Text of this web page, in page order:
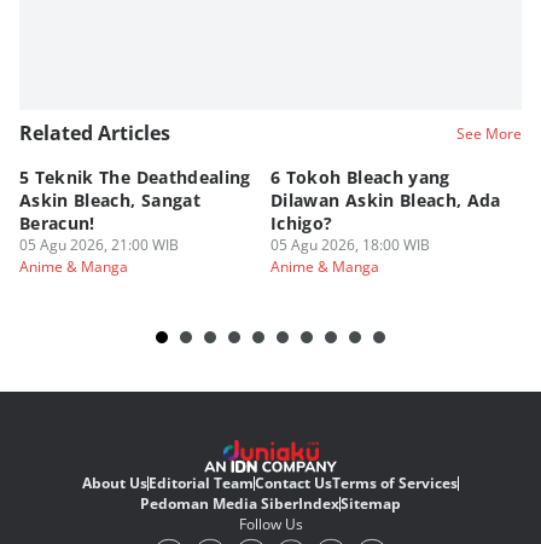
Related Articles See More
5 Teknik The Deathdealing
Askin Bleach, Sangat
Beracun!
05 Agu 2026, 21:00 WIB
Anime & Manga
6 Tokoh Bleach yang
Dilawan Askin Bleach, Ada
Ichigo?
05 Agu 2026, 18:00 WIB
Anime & Manga
About UsEditorial TeamContact UsTerms of Services
Pedoman Media SiberIndexSitemap
Follow Us